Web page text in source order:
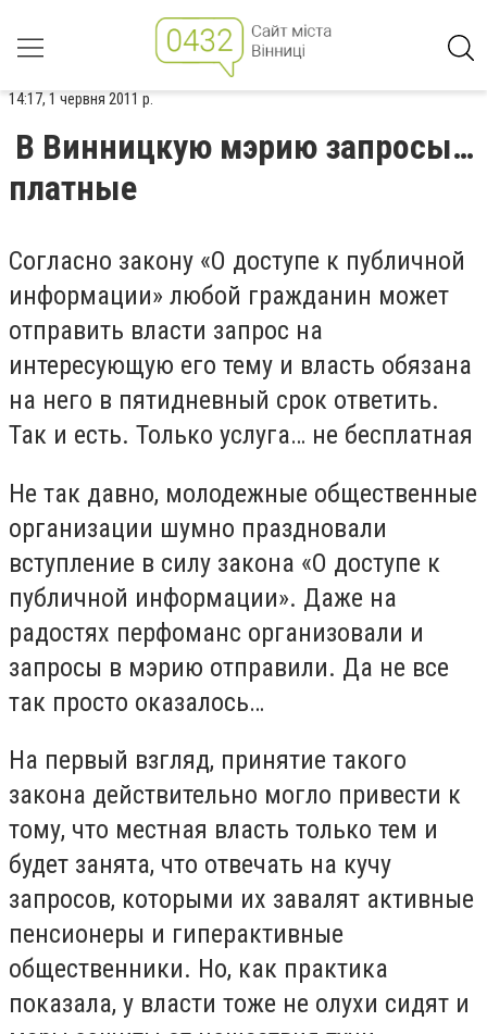
14:17, 1 червня 2011 р.
В Винницкую мэрию запросы…
платные
Согласно закону «О доступе к публичной
информации» любой гражданин может
отправить власти запрос на
интересующую его тему и власть обязана
на него в пятидневный срок ответить.
Так и есть. Только услуга… не бесплатная
Не так давно, молодежные общественные
организации шумно праздновали
вступление в силу закона «О доступе к
публичной информации». Даже на
радостях перфоманс организовали и
запросы в мэрию отправили. Да не все
так просто оказалось…
На первый взгляд, принятие такого
закона действительно могло привести к
тому, что местная власть только тем и
будет занята, что отвечать на кучу
запросов, которыми их завалят активные
пенсионеры и гиперактивные
общественники. Но, как практика
показала, у власти тоже не олухи сидят и